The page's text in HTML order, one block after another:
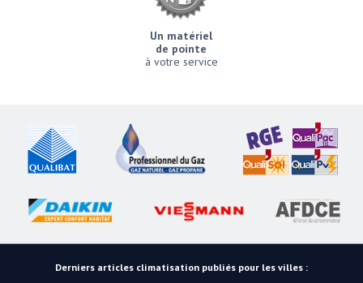
Un matériel
de pointe
à votre service
Derniers articles climatisation publiés pour les villes :